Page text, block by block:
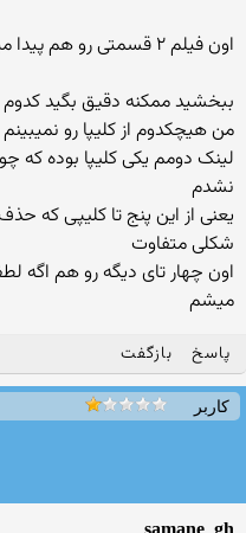
اون فیلم ۲ قسمتی رو هم پیدا میکنم
ببخشید ممکنه دقیق بگید
من هیچکدوم از کلیپا رو نمیبینم
لینک دومم یکی کلیپا بوده
نشدم
یعنی از این پنج تا کلیپی که
شکلی متفاوت
اون چهار تای دیگه رو هم اگه
میشم
پاسخ بازگفت
کاربر
samane_gh